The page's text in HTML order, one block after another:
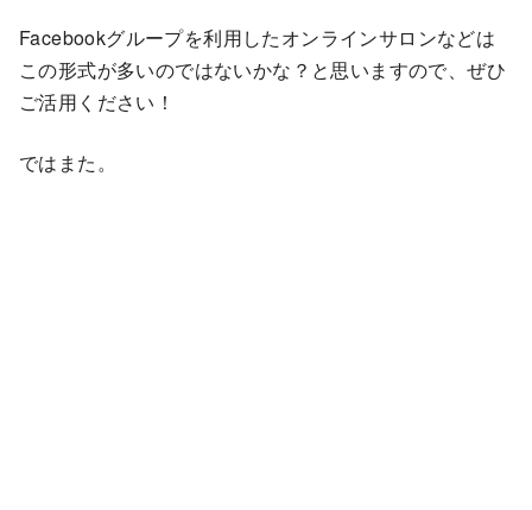
Facebookグループを利用したオンラインサロンなどは
この形式が多いのではないかな？と思いますので、ぜひ
ご活用ください！
ではまた。